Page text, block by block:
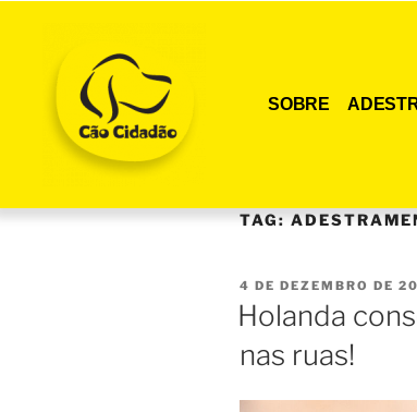
SOBRE
TAG:
4 DE DEZEMBRO DE
Holanda
nas ruas!